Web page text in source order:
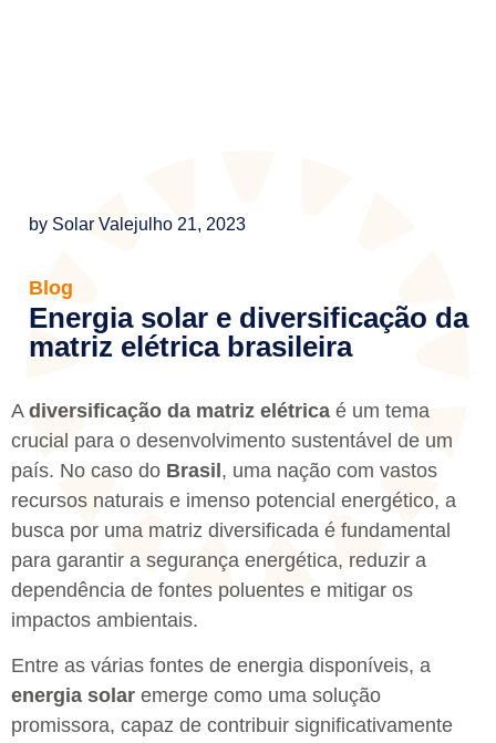
by Solar Valejulho 21, 2023
Blog
Energia solar e diversificação da
matriz elétrica brasileira
A diversificação da matriz elétrica é um tema
crucial para o desenvolvimento sustentável de um
país. No caso do Brasil, uma nação com vastos
recursos naturais e imenso potencial energético, a
busca por uma matriz diversificada é fundamental
para garantir a segurança energética, reduzir a
dependência de fontes poluentes e mitigar os
impactos ambientais.
Entre as várias fontes de energia disponíveis, a
energia solar emerge como uma solução
promissora, capaz de contribuir significativamente